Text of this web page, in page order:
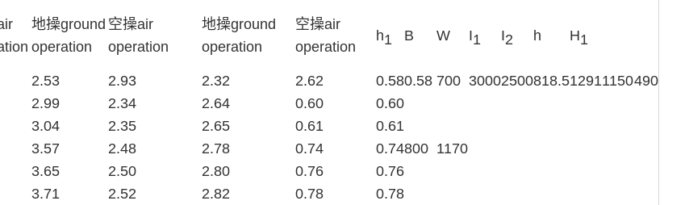
地操ground
operation
空操air
operation
地操ground
operation
空操air
operation
h1 B W I1 I2 h H1
2.53 2.93 2.32 2.62 0.580.58 700 30002500818.512911150490
2.99 2.34 2.64 0.60
0.60
3.04 2.35 2.65 0.61
0.61
3.57 2.48 2.78 0.74 0.74800 1170
3.65 2.50 2.80 0.76
0.76
3.71 2.52 2.82 0.78 0.78